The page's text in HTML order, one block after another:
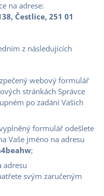
na adrese:
Čestlice, 251 01
z následujících
webový formulář
stránkách Správce
po zadání Vašich
formulář odešlete
Vaše jméno na adresu
;
adresu
svým zaručeným